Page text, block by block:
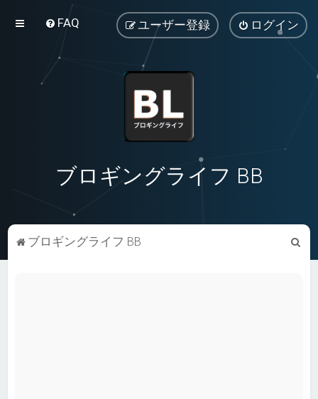
FAQ ログイン
ユーザー登録
ブロギングライフ BB
ブロギングライフ BB
索